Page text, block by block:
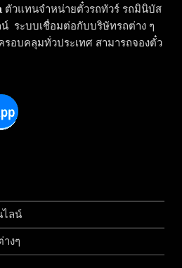
ตัวแทนจำหน่ายตั๋วรถทัวร์ รถมินิบัส
ระบบเชื่อมต่อกับบริษัทรถต่าง ๆ
รอบคลุมทั่วประเทศ สามารถจองตั๋ว
ไลน์
งๆ